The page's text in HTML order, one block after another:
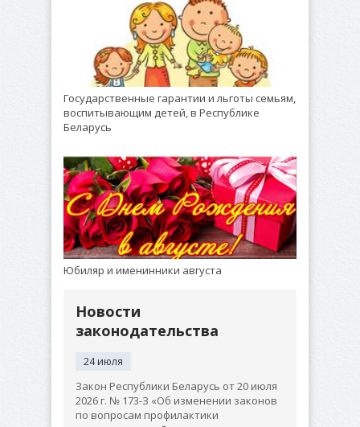
Государственные гарантии и льготы семьям,
воспитывающим детей, в Республике
Беларусь
Юбиляр и именинники августа
Новости
законодательства
24 июля
Закон Республики Беларусь от 20 июля
2026 г. № 173-З «Об изменении законов
по вопросам профилактики